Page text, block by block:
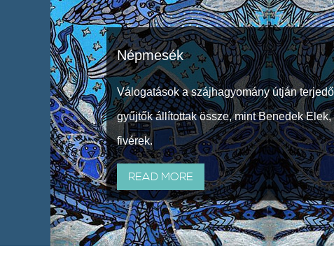
Népmesék
Válogatások a szájhagyomány útján
gyűjtők állítottak össze, mint Benedek
fivérek.
READ MORE